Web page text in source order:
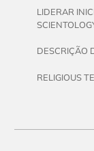
LIDERAR
DESCRIÇÃO
RELIGIOUS